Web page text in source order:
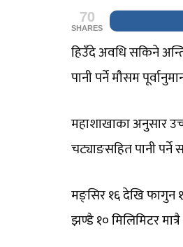
70
SHARES
हिउँदे अवधि सकिने
पानी पर्ने मौसम
महाशाखाका अनुसार
चट्याङसहित पानी
मङ्सिर १६ देखि फागुन
झण्डै १० मिलिमिटर